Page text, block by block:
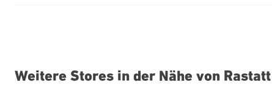
Weitere Stores in der Nähe von Rastatt